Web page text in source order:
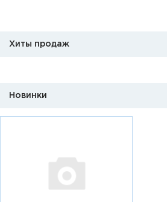
Хиты продаж
Новинки